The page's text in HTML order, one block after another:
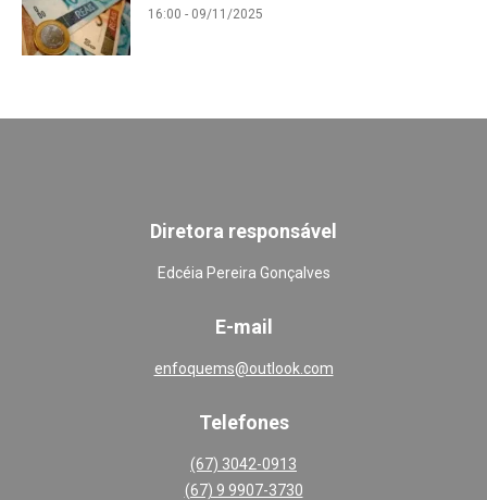
16:00 - 09/11/2025
Diretora responsável
Edcéia Pereira Gonçalves
E-mail
enfoquems@outlook.com
Telefones
(67) 3042-0913
(67) 9 9907-3730